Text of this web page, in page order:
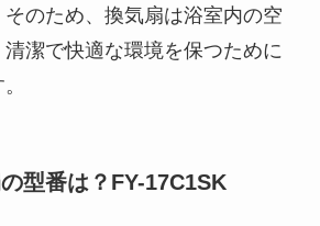
のため、換気扇は浴室内の空
潔で快適な環境を保つために
型番は？FY-17C1SK